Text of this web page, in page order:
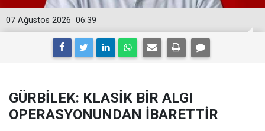
06:39
07 Ağustos 2026
GÜRBİLEK: KLASİK BİR ALGI
OPERASYONUNDAN İBARETTİR